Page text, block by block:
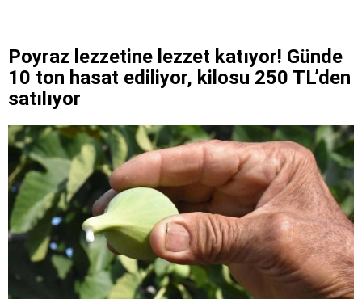
Poyraz lezzetine lezzet katıyor! Günde
10 ton hasat ediliyor, kilosu 250 TL’den
satılıyor